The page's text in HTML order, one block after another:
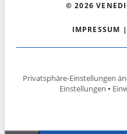
© 2026
IMPRESSUM |
Privatsphäre-Einstellungen
Einstellungen •